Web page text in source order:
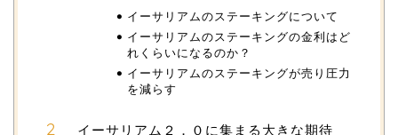
イーサリアムのステーキングについて
イーサリアムのステーキングの金利はど
れくらいになるのか？
イーサリアムのステーキングが売り圧力
を減らす
イーサリアム２．０に集まる大きな期待